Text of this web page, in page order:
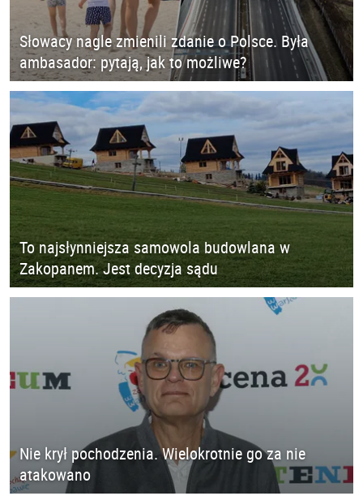
Słowacy nagle zmienili zdanie o Polsce. Była
ambasador: pytają, jak to możliwe?
To najsłynniejsza samowola budowlana w
Zakopanem. Jest decyzja sądu
Nie krył pochodzenia. Wielokrotnie go za nie
atakowano